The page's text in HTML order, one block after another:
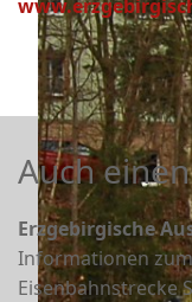
Auch
Erzgebirgische
Informationen
Eisenbahnstrecke